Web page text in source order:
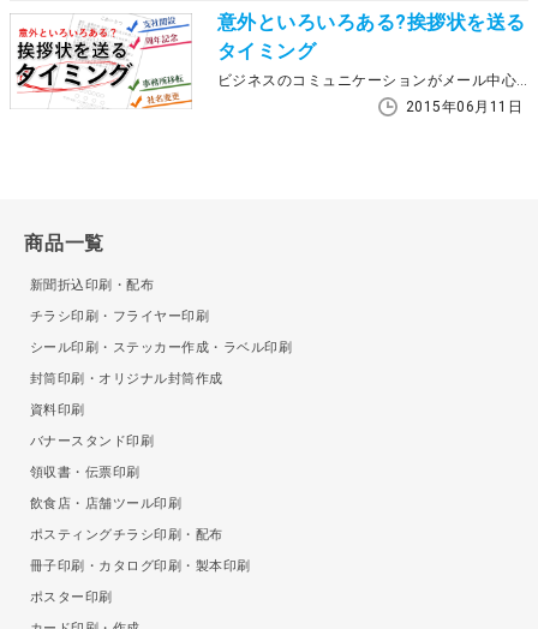
意外といろいろある?挨拶状を送る
タイミング
ビジネスのコミュニケーションがメール中心になる中、改めて挨拶状の価値が見直されています。定期的な挨拶には内容以上に送るタイミングが重要です。 この記事では、事務所移転や周年記念など、挨拶状を送るべき具体的なタイミングを解説します。
2015年06月11日
商品一覧
新聞折込印刷・配布
チラシ印刷・フライヤー印刷
シール印刷・ステッカー作成・ラベル印刷
封筒印刷・オリジナル封筒作成
資料印刷
バナースタンド印刷
領収書・伝票印刷
飲食店・店舗ツール印刷
ポスティングチラシ印刷・配布
冊子印刷・カタログ印刷・製本印刷
ポスター印刷